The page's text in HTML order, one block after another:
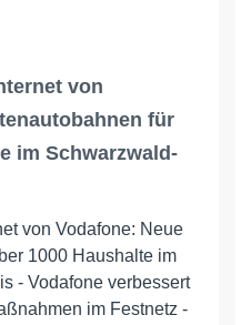
von
für
im Schwarzwald-
von Vodafone: Neue
1000 Haushalte im
- Vodafone verbessert
im Festnetz -